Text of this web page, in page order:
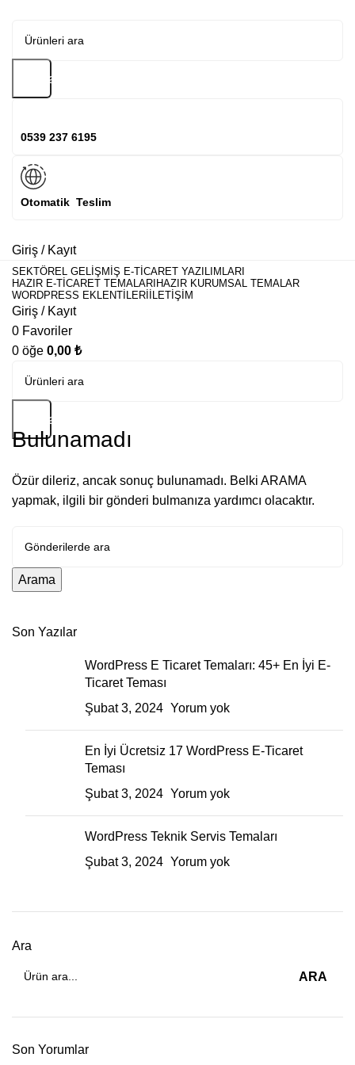
Arama
0539 237 6195
Otomatik Teslim
Giriş / Kayıt
SEKTÖREL GELIŞMIŞ E-TICARET YAZILIMLARI
HAZIR E-TICARET TEMALARI HAZIR KURUMSAL TEMALAR
WORDPRESS EKLENTILERI
İLETIŞIM
Giriş / Kayıt
0 Favoriler
0 öğe 0,00 ₺
Arama
Bulunamadı
Özür dileriz, ancak sonuç bulunamadı. Belki ARAMA
yapmak, ilgili bir gönderi bulmanıza yardımcı olacaktır.
Arama
Son Yazılar
WordPress E Ticaret Temaları: 45+ En İyi E-
Ticaret Teması
Şubat 3, 2024 Yorum yok
En İyi Ücretsiz 17 WordPress E-Ticaret
Teması
Şubat 3, 2024 Yorum yok
WordPress Teknik Servis Temaları
Şubat 3, 2024 Yorum yok
Ara
ARA
Son Yorumlar